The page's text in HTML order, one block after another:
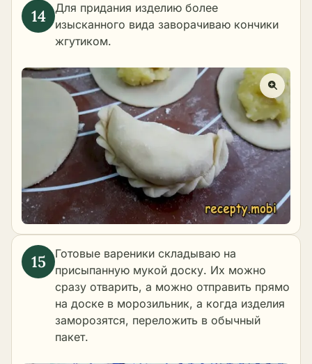
Для придания изделию более
изысканного вида заворачиваю кончики
жгутиком.
Готовые вареники складываю на
присыпанную мукой доску. Их можно
сразу отварить, а можно отправить прямо
на доске в морозильник, а когда изделия
заморозятся, переложить в обычный
пакет.